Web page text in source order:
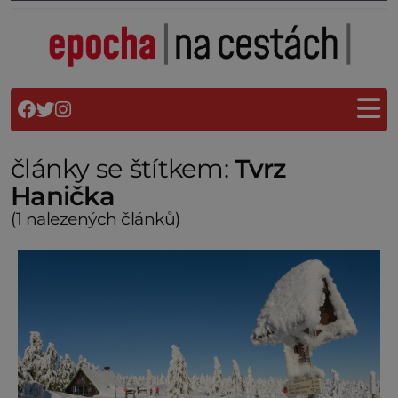
články se štítkem:Tvrz
Hanička
(1 nalezených článků)